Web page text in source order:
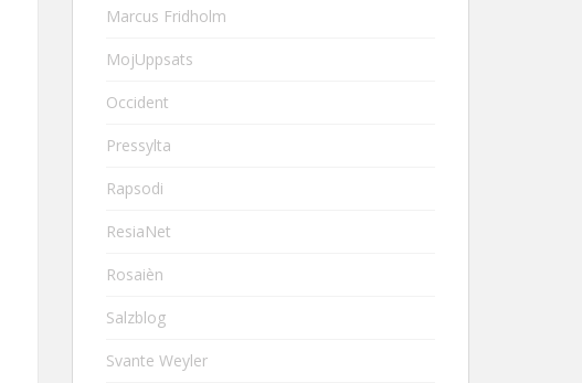
Marcus Fridholm
MojUppsats
Occident
Pressylta
Rapsodi
ResiaNet
Rosaièn
Salzblog
Svante Weyler